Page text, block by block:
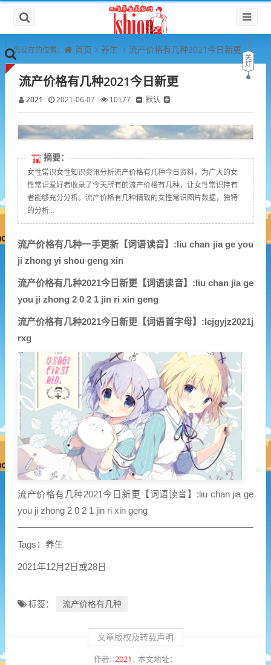
您现在的位置： 首页 养生 流产价格有几种2021今日新更
流产价格有几种2021今日新更
2021 2021-06-07 10177 默认
摘要：
女性常识女性知识资讯分析流产价格有几种今日资料，为广大的女
性常识爱好者收录了今天所有的流产价格有几种，让女性常识持有
者能够充分分析。流产价格有几种精致的女性常识图片数据，独特
的分析...
流产价格有几种一手更新【词语读音】:liu chan jia ge you
ji zhong yi shou geng xin
流产价格有几种2021今日新更【词语读音】:liu chan jia ge
you ji zhong 2 0 2 1 jin ri xin geng
流产价格有几种2021今日新更【词语首字母】:lcjgyjz2021j
rxg
流产价格有几种2021今日新更【词语读音】:liu chan jia ge
you ji zhong 2 0 2 1 jin ri xin geng
Tags：养生
2021年12月2日或28日
标签： 流产价格有几种
文章版权及转载声明
作者: 2021 本文地址：